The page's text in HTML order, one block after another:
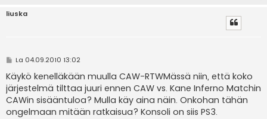
liuska
V
e
s
t
i
La 04.09.2010 13:02
Käykö kenelläkään muulla CAW-RTWMässä niin, että koko
järjestelmä tilttaa juuri ennen CAW vs. Kane Inferno Matchin
CAWin sisääntuloa? Mulla käy aina näin. Onkohan tähän
ongelmaan mitään ratkaisua? Konsoli on siis PS3.